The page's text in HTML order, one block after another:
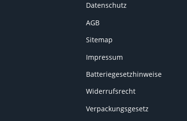
Datenschutz
AGB
Sitemap
Impressum
Batteriegesetzhinweise
Widerrufsrecht
Verpackungsgesetz